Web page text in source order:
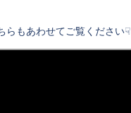
らもあわせてご覧ください☟